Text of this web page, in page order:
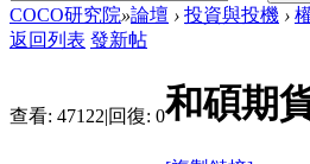
COCO研究院»論壇 › 投資與投機 ›
返回列表 發新帖
查看: 47122|回復: 0和碩期